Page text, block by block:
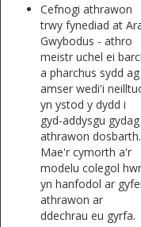
Cefnogi athrawon
trwy fynediad at
Gwybodus - athro
meistr uchel ei
a pharchus sydd ag
amser wedi'i
yn ystod y dydd i
gyd-addysgu gydag
athrawon dosbarth.
Mae'r cymorth a'r
modelu colegol
yn hanfodol ar
athrawon ar
ddechrau eu gyrfa.